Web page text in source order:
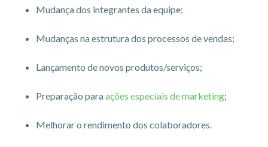
Mudança dos integrantes da equipe;
Mudanças na estrutura dos processos de vendas;
Lançamento de novos produtos/serviços;
Preparação paraações especiais de marketing;
Melhorar o rendimento dos colaboradores.